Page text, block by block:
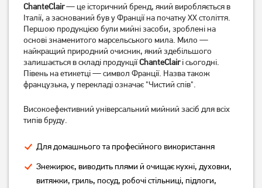
Універсальний знежирювач
ChanteClair Sgrassatore
Лимон
Засіб для знежирення Well
Done Hideg Zsiroldo 650мл
ChanteClair— це історичний бренд, який виробляється в
Італії, а заснований був у Франції на початку ХХ століття.
Першою продукцією були мийні засоби, зроблені на
основі знаменитого марсельського мила. Мило —
найкращий природний очисник, який здебільшого
залишається в складі продукціїChanteClairі сьогодні.
Півень на етикетці — символ Франції. Назва також
французька, у перекладі означає "Чистий спів".
Високоефективний універсальний мийний засіб для всіх
типів бруду.
Для домашнього та професійного використання
Знежирює, виводить плями й очищає кухні, духовки,
витяжки, гриль, посуд, робочі стільниці, підлоги,